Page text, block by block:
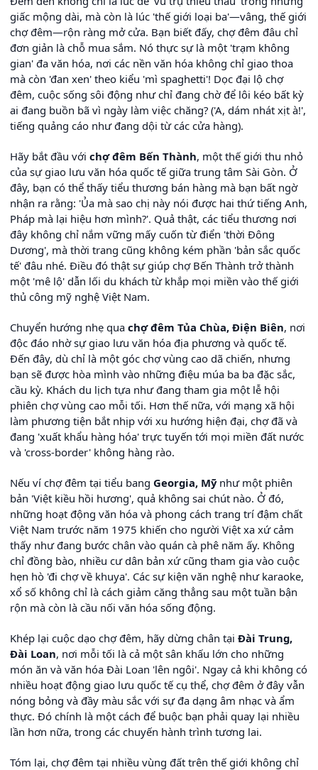
giấc mộng dài, mà còn là lúc 'thế giới loại ba'—vâng, thế giới
chợ đêm—rộn ràng mở cửa. Bạn biết đấy, chợ đêm đâu chỉ
đơn giản là chỗ mua sắm. Nó thực sự là một 'trạm không
gian' đa văn hóa, nơi các nền văn hóa không chỉ giao thoa
mà còn 'đan xen' theo kiểu 'mì spaghetti'! Dọc đại lộ chợ
đêm, cuộc sống sôi động như chỉ đang chờ để lôi kéo bất kỳ
ai đang buồn bã vì ngày làm việc chăng? ('A, dám nhát xịt à!',
tiếng quảng cáo như đang dội từ các cửa hàng).
Hãy bắt đầu với chợ đêm Bến Thành, một thế giới thu nhỏ
của sự giao lưu văn hóa quốc tế giữa trung tâm Sài Gòn. Ở
đây, bạn có thể thấy tiểu thương bán hàng mà bạn bất ngờ
nhận ra rằng: 'Ủa mà sao chị này nói được hai thứ tiếng Anh,
Pháp mà lại hiệu hơn mình?'. Quả thật, các tiểu thương nơi
đây không chỉ nắm vững mấy cuốn từ điển 'thời Đông
Dương', mà thời trang cũng không kém phần 'bản sắc quốc
tế' đâu nhé. Điều đó thật sự giúp chợ Bến Thành trở thành
một 'mê lộ' dẫn lối du khách từ khắp mọi miền vào thế giới
thủ công mỹ nghệ Việt Nam.
Chuyển hướng nhẹ qua chợ đêm Tủa Chùa, Điện Biên, nơi
độc đáo nhờ sự giao lưu văn hóa địa phương và quốc tế.
Đến đây, dù chỉ là một góc chợ vùng cao dã chiến, nhưng
bạn sẽ được hòa mình vào những điệu múa ba ba đặc sắc,
cầu kỳ. Khách du lịch tựa như đang tham gia một lễ hội
phiên chợ vùng cao mỗi tối. Hơn thế nữa, với mạng xã hội
làm phương tiện bắt nhịp với xu hướng hiện đại, chợ đã và
đang 'xuất khẩu hàng hóa' trực tuyến tới mọi miền đất nước
và 'cross-border' không hàng rào.
Nếu ví chợ đêm tại tiểu bang Georgia, Mỹnhư một phiên
bản 'Việt kiều hồi hương', quả không sai chút nào. Ở đó,
những hoạt động văn hóa và phong cách trang trí đậm chất
Việt Nam trước năm 1975 khiến cho người Việt xa xứ cảm
thấy như đang bước chân vào quán cà phê năm ấy. Không
chỉ đồng bào, nhiều cư dân bản xứ cũng tham gia vào cuộc
hẹn hò 'đi chợ về khuya'. Các sự kiện văn nghệ như karaoke,
xổ số không chỉ là cách giảm căng thẳng sau một tuần bận
rộn mà còn là cầu nối văn hóa sống động.
Khép lại cuộc dạo chợ đêm, hãy dừng chân tại Đài Trung,
Đài Loan, nơi mỗi tối là cả một sân khấu lớn cho những
món ăn và văn hóa Đài Loan 'lên ngôi'. Ngay cả khi không có
nhiều hoạt động giao lưu quốc tế cụ thể, chợ đêm ở đây vẫn
nóng bỏng và đầy màu sắc với sự đa dạng âm nhạc và ẩm
thực. Đó chính là một cách để buộc bạn phải quay lại nhiều
lần hơn nữa, trong các chuyến hành trình tương lai.
Tóm lại, chợ đêm tại nhiều vùng đất trên thế giới không chỉ